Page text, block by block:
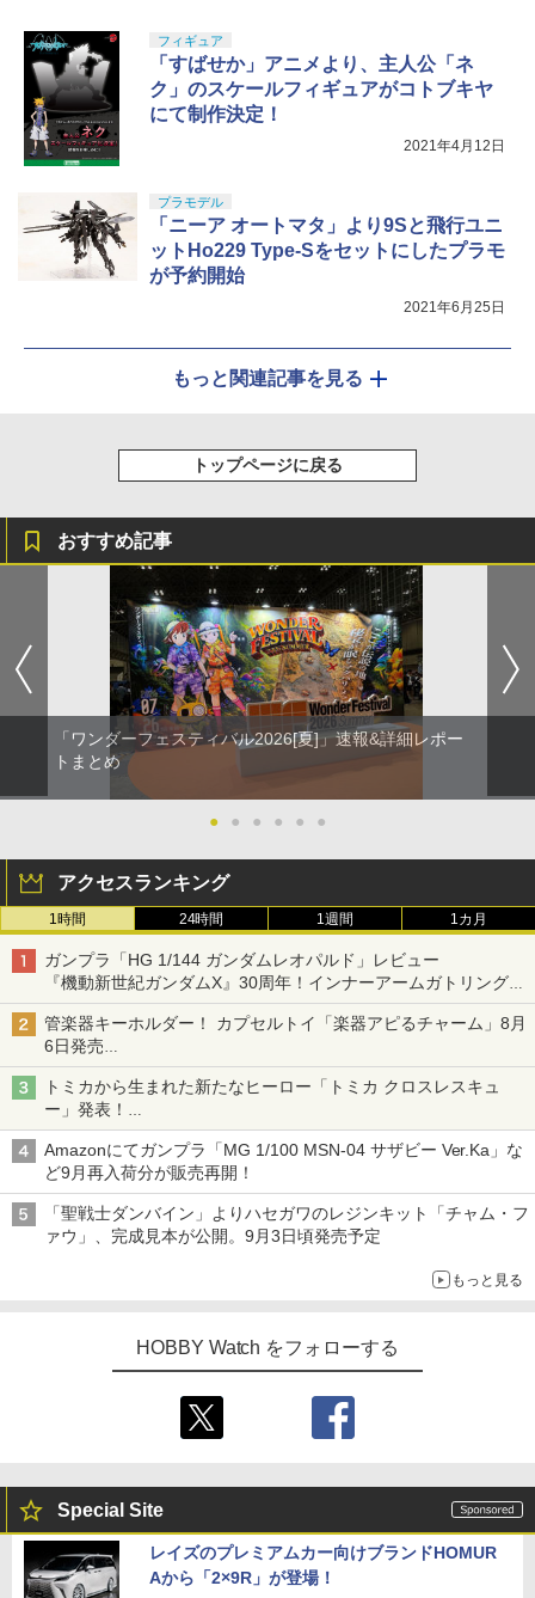
フィギュア
「すばせか」アニメより、主人公「ネ
ク」のスケールフィギュアがコトブキヤ
にて制作決定！
2021年4月12日
プラモデル
「ニーア オートマタ」より9Sと飛行ユニ
ットHo229 Type-Sをセットにしたプラモ
が予約開始
2021年6月25日
もっと関連記事を見る
トップページに戻る
おすすめ記事
「ワンダーフェスティバル2026[夏]」速報&詳細レポー
トまとめ
● ● ● ● ● ●
アクセスランキング
1時間 24時間 1週間 1カ月
ガンプラ「HG 1/144 ガンダムレオパルド」レビュー
『機動新世紀ガンダムX』30周年！インナーアームガトリングの
変形機構まで再現し最新フォーマットでキット化！
管楽器キーホルダー！ カプセルトイ「楽器アピるチャーム」8月
6日発売
チューバ、テナサクなど5種各3色
トミカから生まれた新たなヒーロー「トミカ クロスレスキュ
ー」発表！
詳細は後日公開予定
Amazonにてガンプラ「MG 1/100 MSN-04 サザビー Ver.Ka」な
ど9月再入荷分が販売再開！
「聖戦士ダンバイン」よりハセガワのレジンキット「チャム・フ
ァウ」、完成見本が公開。9月3日頃発売予定
もっと見る
HOBBY Watch をフォローする
Special Site
レイズのプレミアムカー向けブランドHOMUR
Aから「2×9R」が登場！